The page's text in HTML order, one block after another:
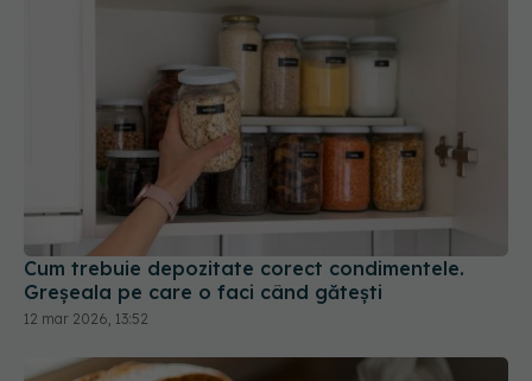
Cum trebuie depozitate corect condimentele.
Greșeala pe care o faci când gătești
12 mar 2026, 13:52